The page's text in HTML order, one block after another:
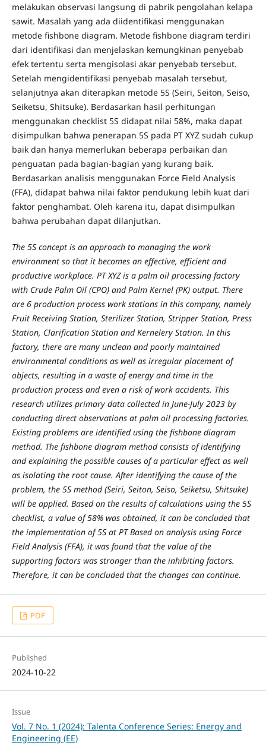
melakukan observasi langsung di pabrik pengolahan kelapa
sawit. Masalah yang ada diidentifikasi menggunakan
metode fishbone diagram. Metode fishbone diagram terdiri
dari identifikasi dan menjelaskan kemungkinan penyebab
efek tertentu serta mengisolasi akar penyebab tersebut.
Setelah mengidentifikasi penyebab masalah tersebut,
selanjutnya akan diterapkan metode 5S (Seiri, Seiton, Seiso,
Seiketsu, Shitsuke). Berdasarkan hasil perhitungan
menggunakan checklist 5S didapat nilai 58%, maka dapat
disimpulkan bahwa penerapan 5S pada PT XYZ sudah cukup
baik dan hanya memerlukan beberapa perbaikan dan
penguatan pada bagian-bagian yang kurang baik.
Berdasarkan analisis menggunakan Force Field Analysis
(FFA), didapat bahwa nilai faktor pendukung lebih kuat dari
faktor penghambat. Oleh karena itu, dapat disimpulkan
bahwa perubahan dapat dilanjutkan.
The 5S concept is an approach to managing the work
environment so that it becomes an effective, efficient and
productive workplace. PT XYZ is a palm oil processing factory
with Crude Palm Oil (CPO) and Palm Kernel (PK) output. There
are 6 production process work stations in this company, namely
Fruit Receiving Station, Sterilizer Station, Stripper Station, Press
Station, Clarification Station and Kernelery Station. In this
factory, there are many unclean and poorly maintained
environmental conditions as well as irregular placement of
objects, resulting in a waste of energy and time in the
production process and even a risk of work accidents. This
research utilizes primary data collected in June-July 2023 by
conducting direct observations at palm oil processing factories.
Existing problems are identified using the fishbone diagram
method. The fishbone diagram method consists of identifying
and explaining the possible causes of a particular effect as well
as isolating the root cause. After identifying the cause of the
problem, the 5S method (Seiri, Seiton, Seiso, Seiketsu, Shitsuke)
will be applied. Based on the results of calculations using the 5S
checklist, a value of 58% was obtained, it can be concluded that
the implementation of 5S at PT Based on analysis using Force
Field Analysis (FFA), it was found that the value of the
supporting factors was stronger than the inhibiting factors.
Therefore, it can be concluded that the changes can continue.
PDF
Published
2024-10-22
Issue
Vol. 7 No. 1 (2024): Talenta Conference Series: Energy and
Engineering (EE)